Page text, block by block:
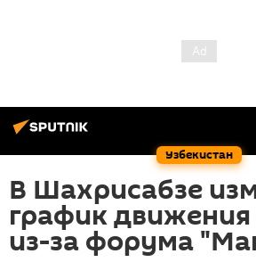
Узбекистан
В Шахрисабзе
график
из-за форума